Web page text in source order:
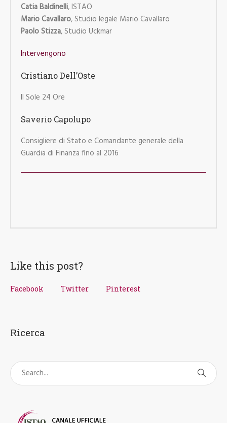
Catia Baldinelli, ISTAO
Mario Cavallaro, Studio legale Mario Cavallaro
Paolo Stizza, Studio Uckmar
Intervengono
Cristiano Dell’Oste
Il Sole 24 Ore
Saverio Capolupo
Consigliere di Stato e Comandante generale della
Guardia di Finanza fino al 2016
Like this post?
Facebook Twitter Pinterest
Ricerca